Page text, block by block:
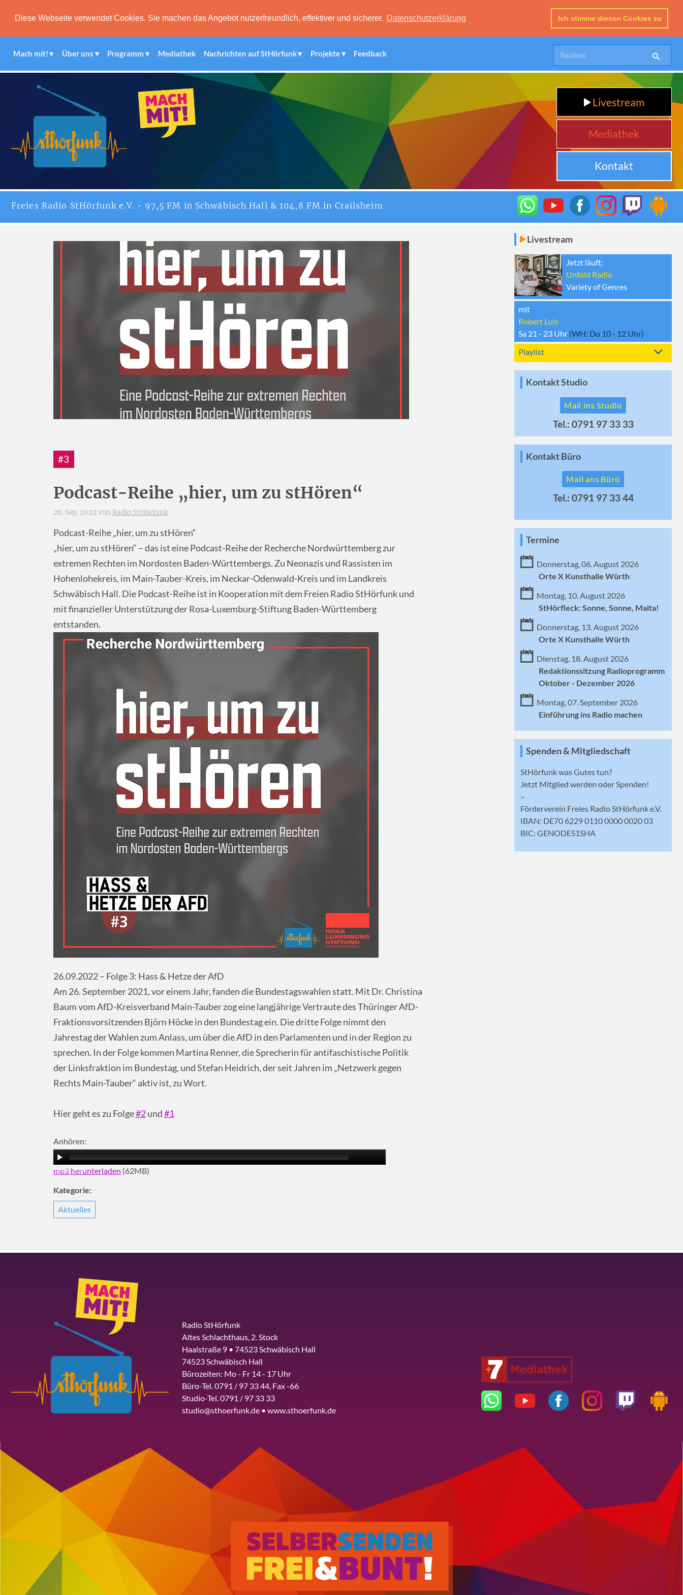
Diese Webseite verwendet Cookies. Sie machen das Angebot nutzerfreundlich, effektiver und sicherer. Datenschutzerklärung Ich stimme diesen Cookies zu
Mach mit! Über uns Programm Mediathek Nachrichten auf StHörfunk Projekte Feedback
Livestream
Mediathek
Kontakt
Freies Radio StHörfunke.V. • 97,5 FM in Schwäbisch Hall & 104,8 FM in Crailsheim
#3
Podcast-Reihe „hier, um zu stHören“
26. Sep. 2022 von Radio StHörfunk
Podcast-Reihe „hier, um zu stHören“
„hier, um zu stHören“ – das ist eine Podcast-Reihe der Recherche Nordwürttemberg zur
extremen Rechten im Nordosten Baden-Württembergs. Zu Neonazis und Rassisten im
Hohenlohekreis, im Main-Tauber-Kreis, im Neckar-Odenwald-Kreis und im Landkreis
Schwäbisch Hall. Die Podcast-Reihe ist in Kooperation mit dem Freien Radio StHörfunk und
mit finanzieller Unterstützung der Rosa-Luxemburg-Stiftung Baden-Württemberg
entstanden.
26.09.2022 – Folge 3: Hass & Hetze der AfD
Am 26. September 2021, vor einem Jahr, fanden die Bundestagswahlen statt. Mit Dr. Christina
Baum vom AfD-Kreisverband Main-Tauber zog eine langjährige Vertraute des Thüringer AfD-
Fraktionsvorsitzenden Björn Höcke in den Bundestag ein. Die dritte Folge nimmt den
Jahrestag der Wahlen zum Anlass, um über die AfD in den Parlamenten und in der Region zu
sprechen. In der Folge kommen Martina Renner, die Sprecherin für antifaschistische Politik
der Linksfraktion im Bundestag, und Stefan Heidrich, der seit Jahren im „Netzwerk gegen
Rechts Main-Tauber“ aktiv ist, zu Wort.
Hier geht es zu Folge#2und#1
Anhören:
00:00 27:06
mp3 herunterladen (62MB)
Kategorie:
Aktuelles
Livestream
Jetzt läuft:
Unfold Radio
Variety of Genres
mit
Robert Luis
Sa 21 - 23 Uhr (WH: Do 10 - 12 Uhr)
Playlist
Kontakt Studio
Mail ins Studio
Tel.: 0791 97 33 33
Kontakt Büro
Mail ans Büro
Tel.: 0791 97 33 44
Termine
Donnerstag, 06. August 2026
Orte X Kunsthalle Würth
Montag, 10. August 2026
StHörfleck: Sonne, Sonne, Malta!
Donnerstag, 13. August 2026
Orte X Kunsthalle Würth
Dienstag, 18. August 2026
Redaktionssitzung Radioprogramm
Oktober - Dezember 2026
Montag, 07. September 2026
Einführung ins Radio machen
Spenden & Mitgliedschaft
StHörfunk was Gutes tun?
Jetzt Mitglied werden oder Spenden!
–
Förderverein Freies Radio StHörfunk e.V.
IBAN: DE70 6229 0110 0000 0020 03
BIC: GENODES1SHA
Radio StHörfunk
Altes Schlachthaus, 2. Stock
Haalstraße 9 • 74523 Schwäbisch Hall
74523 Schwäbisch Hall
Bürozeiten: Mo - Fr 14 - 17 Uhr
Büro-Tel. 0791 / 97 33 44, Fax -66
Studio-Tel. 0791 / 97 33 33
studio@sthoerfunk.de • www.sthoerfunk.de